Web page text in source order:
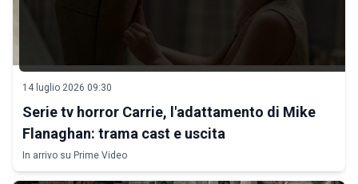
14 luglio 2026 09:30
Serie tv horror Carrie, l'adattamento di Mike
Flanaghan: trama cast e uscita
In arrivo su Prime Video